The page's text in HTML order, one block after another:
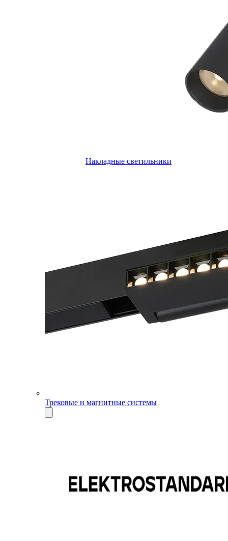
Накладные светильники
Трековые и магнитные системы